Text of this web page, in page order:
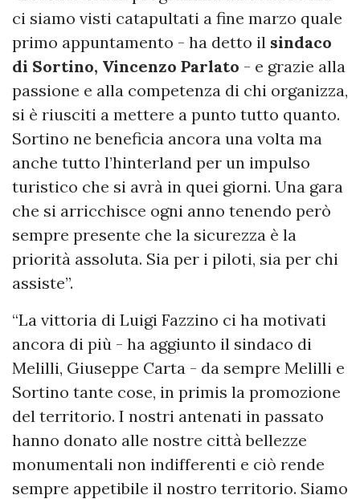
ci siamo visti catapultati a fine marzo quale
primo appuntamento - ha detto il sindaco
di Sortino, Vincenzo Parlato - e grazie alla
passione e alla competenza di chi organizza,
si è riusciti a mettere a punto tutto quanto.
Sortino ne beneficia ancora una volta ma
anche tutto l’hinterland per un impulso
turistico che si avrà in quei giorni. Una gara
che si arricchisce ogni anno tenendo però
sempre presente che la sicurezza è la
priorità assoluta. Sia per i piloti, sia per chi
assiste”.
“La vittoria di Luigi Fazzino ci ha motivati ​​
ancora di più - ha aggiunto il sindaco di
Melilli, Giuseppe Carta - da sempre Melilli e
Sortino tante cose, in primis la promozione
del territorio. I nostri antenati in passato
hanno donato alle nostre città bellezze
monumentali non indifferenti e ciò rende
sempre appetibile il nostro territorio. Siamo